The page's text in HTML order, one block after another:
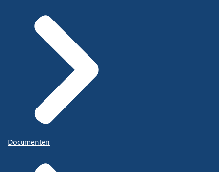
Documenten